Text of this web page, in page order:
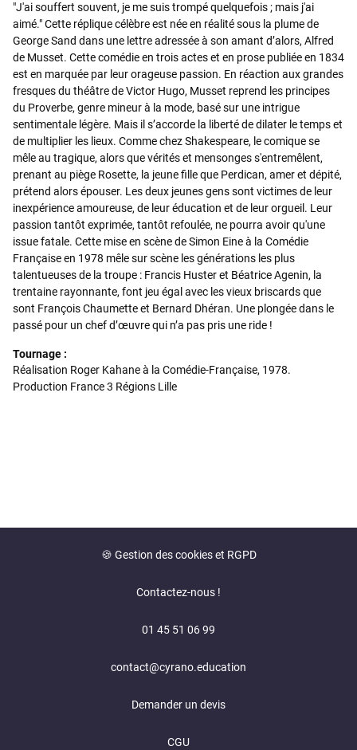
"J'ai souffert souvent, je me suis trompé quelquefois ; mais j'ai
aimé." Cette réplique célèbre est née en réalité sous la plume de
George Sand dans une lettre adressée à son amant d’alors, Alfred
de Musset. Cette comédie en trois actes et en prose publiée en 1834
est en marquée par leur orageuse passion. En réaction aux grandes
fresques du théâtre de Victor Hugo, Musset reprend les principes
du Proverbe, genre mineur à la mode, basé sur une intrigue
sentimentale légère. Mais il s’accorde la liberté de dilater le temps et
de multiplier les lieux. Comme chez Shakespeare, le comique se
mêle au tragique, alors que vérités et mensonges s'entremêlent,
prenant au piège Rosette, la jeune fille que Perdican, amer et dépité,
prétend alors épouser. Les deux jeunes gens sont victimes de leur
inexpérience amoureuse, de leur éducation et de leur orgueil. Leur
passion tantôt exprimée, tantôt refoulée, ne pourra avoir qu'une
issue fatale. Cette mise en scène de Simon Eine à la Comédie
Française en 1978 mêle sur scène les générations les plus
talentueuses de la troupe : Francis Huster et Béatrice Agenin, la
trentaine rayonnante, font jeu égal avec les vieux briscards que
sont François Chaumette et Bernard Dhéran. Une plongée dans le
passé pour un chef d’œuvre qui n’a pas pris une ride !
Tournage :
Réalisation Roger Kahane à la Comédie-Française, 1978.
Production France 3 Régions Lille
🍪 Gestion des cookies et RGPD
Contactez-nous !
01 45 51 06 99
contact@cyrano.education
Demander un devis
CGU